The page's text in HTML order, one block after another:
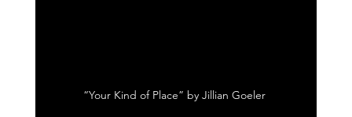
“Your Kind of Place” by Jillian Goeler